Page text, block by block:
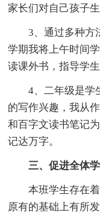
家长们对自己孩子
3、通过多种方法
学期我将上午时间
读课外书，指导学
4、二年级是学生
的写作兴趣，我从
和百字文读书笔记
记达万字。
三、促进全体学
本班学生存在着
原有的基础上有所